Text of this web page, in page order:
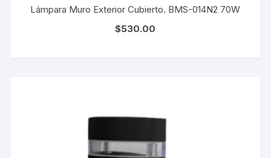
Lámpara Muro Exterior Cubierto. BMS-014N2 70W
$530.00